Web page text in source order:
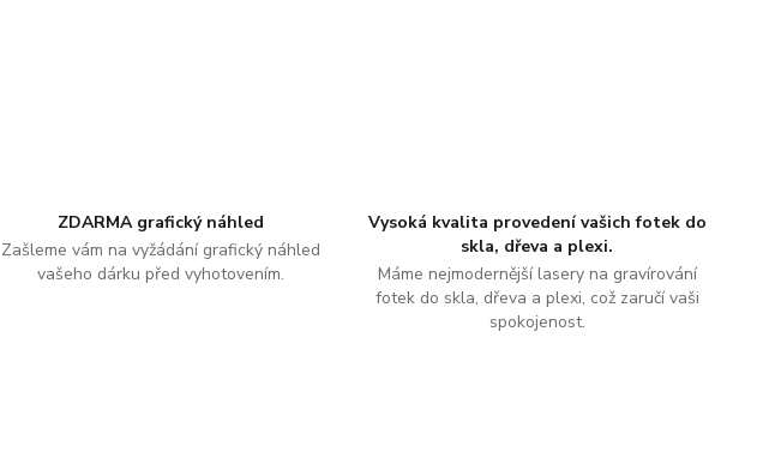
ZDARMA grafický náhled
Zašleme vám na vyžádání grafický náhled
vašeho dárku před vyhotovením.
Vysoká kvalita provedení vašich fotek do
skla, dřeva a plexi.
Máme nejmodernější lasery na gravírování
fotek do skla, dřeva a plexi, což zaručí vaši
spokojenost.